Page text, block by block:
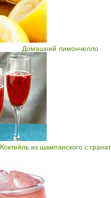
Домашний лимончелло
Коктейль из шампанского с